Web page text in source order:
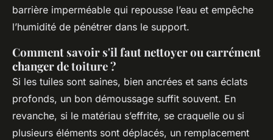
barrière imperméable qui repousse l’eau et empêche
l’humidité de pénétrer dans le support.
Comment savoir s'il faut nettoyer ou carrément
changer de toiture ?
Si les tuiles sont saines, bien ancrées et sans éclats
profonds, un bon démoussage suffit souvent. En
revanche, si le matériau s’effrite, se craquelle ou si
plusieurs éléments sont déplacés, un remplacement